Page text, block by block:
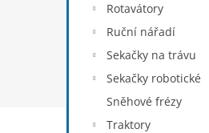
Rotavátory
Ruční nářadí
Sekačky na trávu
Sekačky robotické
Sněhové frézy
Traktory